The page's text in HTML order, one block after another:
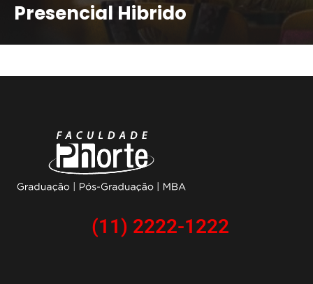
Presencial Hibrido
(11) 2222-1222